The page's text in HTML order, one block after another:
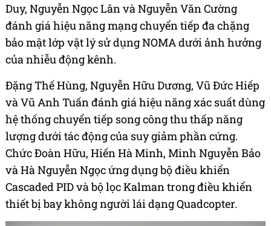
Duy, Nguyễn Ngọc Lân và Nguyễn Văn Cường
đánh giá hiệu năng mạng chuyển tiếp đa chặng
bảo mật lớp vật lý sử dụng NOMA dưới ảnh hưởng
của nhiễu động kênh.
Đặng Thế Hùng, Nguyễn Hữu Dương, Vũ Đức Hiếp
và Vũ Anh Tuấn đánh giá hiệu năng xác suất dùng
hệ thống chuyển tiếp song công thu thấp năng
lượng dưới tác động của suy giảm phần cứng.
Chức Đoàn Hữu, Hiến Hà Minh, Minh Nguyễn Bảo
và Hà Nguyễn Ngọc ứng dụng bộ điều khiển
Cascaded PID và bộ lọc Kalman trong điều khiển
thiết bị bay không người lái dạng Quadcopter.